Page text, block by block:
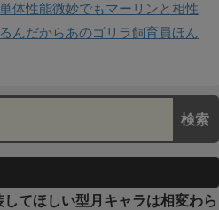
性能微妙でもマーリンと相性
んだからあのゴリラ飼育員ほん
してほしい型月キャラは相変わら